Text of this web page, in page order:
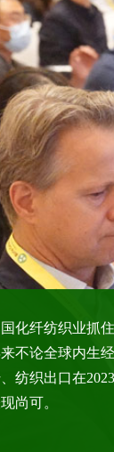
化纤纺织业抓
不论全球内生
纺织出口在
尚可。
Birla Chemicals
Papyrus
Bozzetto China
Consulting
Circ Inc
Ekman & Co